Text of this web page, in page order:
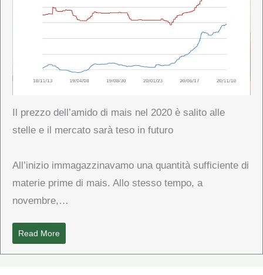
Il prezzo dell’amido di mais nel 2020 è salito alle
stelle e il mercato sarà teso in futuro
All’inizio immagazzinavamo una quantità sufficiente di
materie prime di mais. Allo stesso tempo, a
novembre,…
Read More